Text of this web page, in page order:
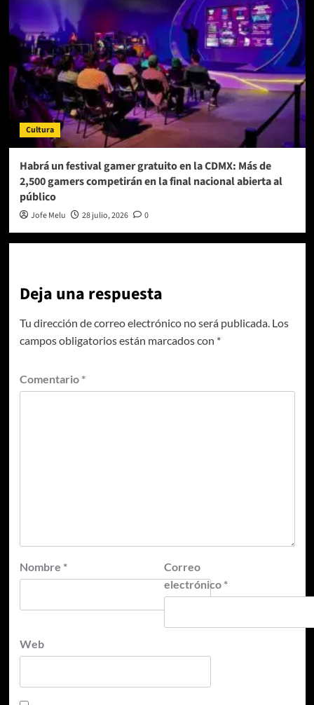
Cultura
Habrá un festival gamer gratuito en la CDMX: Más de
2,500 gamers competirán en la final nacional abierta al
público
Jofe Melu 28 julio, 2026 0
Deja una respuesta
Tu dirección de correo electrónico no será publicada. Los
campos obligatorios están marcados con *
Comentario *
Nombre *
Correo
electrónico *
Web